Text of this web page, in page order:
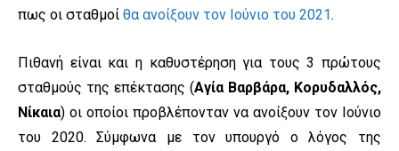
πως οι σταθμοί θα ανοίξουν τον Ιούνιο του 2021.
Πιθανή είναι και η καθυστέρηση για τους 3 πρώτους
σταθμούς της επέκτασης (Αγία Βαρβάρα, Κορυδαλλός,
Νίκαια) οι οποίοι προβλέπονταν να ανοίξουν τον Ιούνιο
του 2020. Σύμφωνα με τον υπουργό ο λόγος της